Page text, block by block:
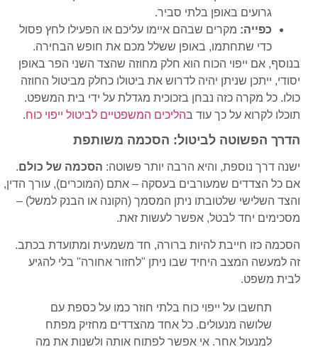
גרועים באופן בלתי סביר.
כפייה: מקרים שבהם איימו עליכם או הפעילו לחץ פסול
כדי שתחתמו, באופן ששלל מכם את חופש הבחירה.
בנוסף, אם ייפוי הכוח הוא חלק מחוזה שהצד השני הפר באופן
יסודי, ייתכן שניתן יהיה לדרוש את ביטולו כחלק מביטול החוזה
כולו. כל מקרה כזה נבחן בזכוכית מגדלת על ידי בית המשפט.
תוכלו לקרוא על כך עוד בהליכים המשפטיים לביטול ייפוי כוח.
הדרך הפשוטה לביטול: הסכמה משותפת
ישנה דרך נוספת, והיא הרבה יותר פשוטה: הסכמה של כולם.
אם כל הצדדים שמעורבים בעסקה – אתם (המוכרים), עורך הדין,
והצד השלישי שלטובתו ניתן המסמך (הקונה או הבנק למשל) –
מסכימים יחד לבטל, אפשר לעשות זאת.
הסכמה כזו חייבת להיות ברורה, חד משמעית ומתועדת בכתב.
זה למעשה המצב היחיד שבו ניתן "לחזור אחורה" בלי להגיע
לבית משפט.
תחשבו על ייפוי כוח בלתי חוזר כמו על כספת עם
שלושה מנעולים. כל אחד מהצדדים מחזיק מפתח
למנעול אחר. אי אפשר לפתוח אותה ולשנות את מה